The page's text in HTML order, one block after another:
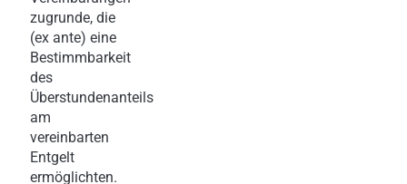
zugrunde, die
(ex ante) eine
Bestimmbarkeit
des
Überstundenanteils
am
vereinbarten
Entgelt
ermöglichten.